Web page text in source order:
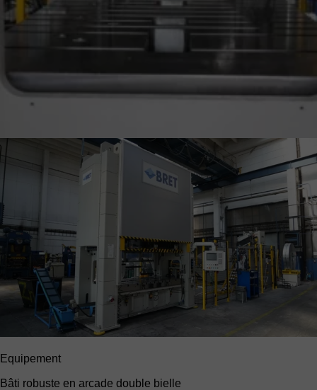
Equipement
Bâti robuste en arcade double bielle